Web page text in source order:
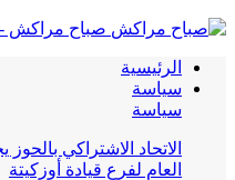
صباح مراكش -
الرئيسية
سياسة
سياسة
الاتحاد الاشتراكي
العام لفرع قيادة أوزكيتة